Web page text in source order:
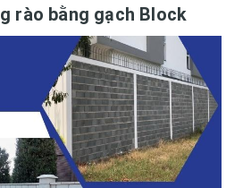
rào bằng gạch Block